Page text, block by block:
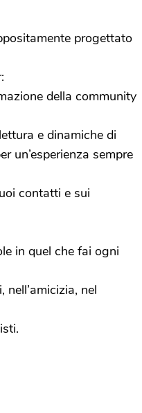
progettato
della community
e dinamiche di
un’esperienza sempre
contatti e sui
in quel che fai ogni
nell’amicizia, nel